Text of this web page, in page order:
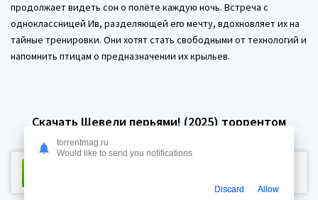
продолжает видеть сон о полёте каждую ночь. Встреча с
одноклассницей Ив, разделяющей его мечту, вдохновляет их на
тайные тренировки. Они хотят стать свободными от технологий и
напомнить птицам о предназначении их крыльев.
Скачать Шевели перьями! (2025) торрентом
torrentmag.ru
Would like to send you notifications
Discard Allow